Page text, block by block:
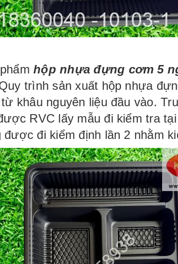
hộp nhựa đựng cơm 5
trình sản xuất hộp nhựa
khâu nguyên liệu đầu vào.
RVC lấy mẫu đi kiểm tra
được đi kiểm định lần 2 nhằm